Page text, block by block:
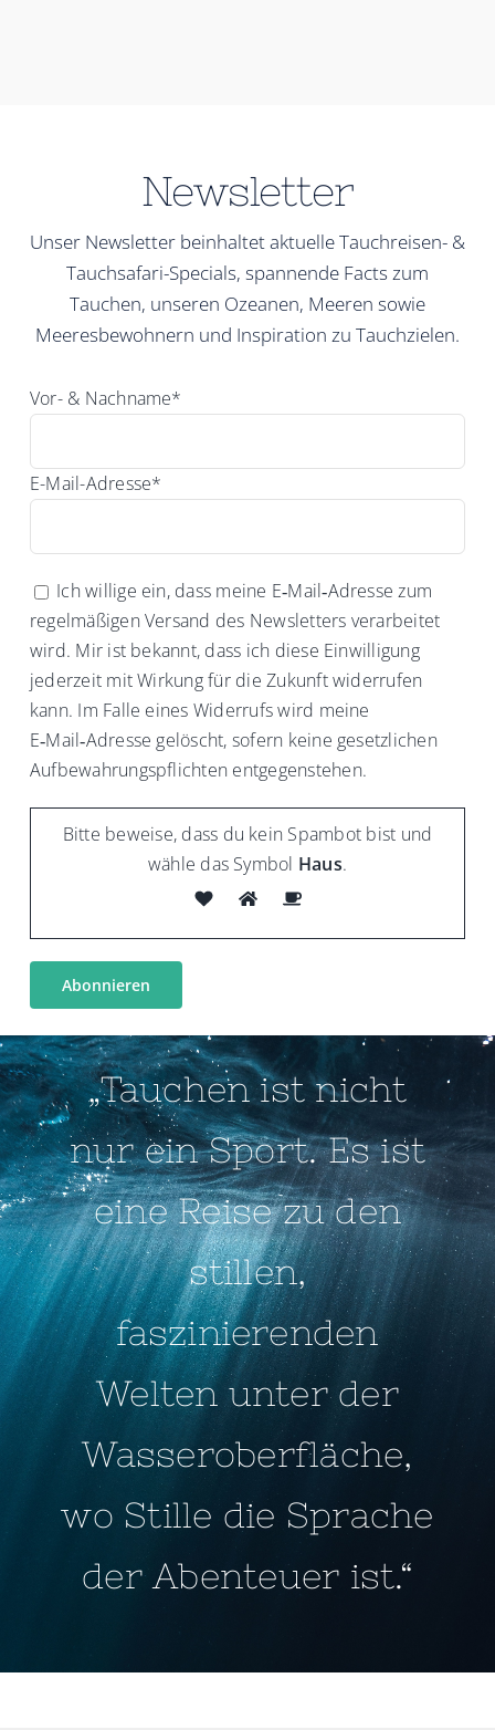
Newsletter
Unser Newsletter beinhaltet aktuelle Tauchreisen- &
Tauchsafari-Specials, spannende Facts zum
Tauchen, unseren Ozeanen, Meeren sowie
Meeresbewohnern und Inspiration zu Tauchzielen.
Vor- & Nachname*
E-Mail-Adresse*
Ich willige ein, dass meine E‑Mail‑Adresse zum
regelmäßigen Versand des Newsletters verarbeitet
wird. Mir ist bekannt, dass ich diese Einwilligung
jederzeit mit Wirkung für die Zukunft widerrufen
kann. Im Falle eines Widerrufs wird meine
E‑Mail‑Adresse gelöscht, sofern keine gesetzlichen
Aufbewahrungspflichten entgegenstehen.
Bitte beweise, dass du kein Spambot bist und
wähle das Symbol Haus.
„Tauchen ist nicht
nur ein Sport. Es ist
eine Reise zu den
stillen,
faszinierenden
Welten unter der
Wasseroberfläche,
wo Stille die Sprache
der Abenteuer ist.“